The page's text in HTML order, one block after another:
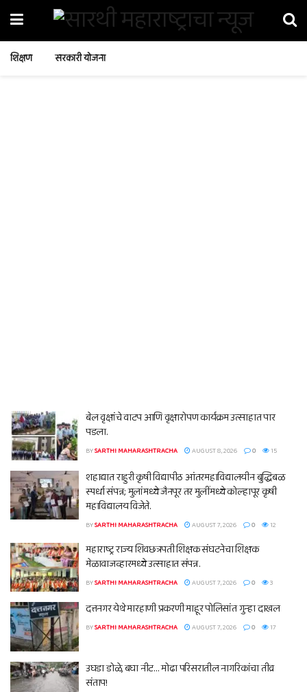
शिक्षण सरकारी योजना
बेल वृक्षांचे वाटप आणि वृक्षारोपण कार्यक्रम उत्साहात पार
पडला.
BYSARTHI MAHARASHTRACHA AUGUST 8, 2026 0 15
शहाद्यात राहुरी कृषी विद्यापीठ आंतरमहाविद्यालयीन बुद्धिबळ
स्पर्धा संपन्न; मुलांमध्ये जैनपूर तर मुलींमध्ये कोल्हापूर कृषी
महाविद्यालय विजेते.
BYSARTHI MAHARASHTRACHA AUGUST 7, 2026 0 12
महाराष्ट्र राज्य शिवछत्रपती शिक्षक संघटनेचा शिक्षक
मेळावाजव्हारमध्ये उत्साहात संपन्न.
BYSARTHI MAHARASHTRACHA AUGUST 7, 2026 0 3
दत्तनगर येथे मारहाणी प्रकरणी माहूर पोलिसांत गुन्हा दाखल
BYSARTHI MAHARASHTRACHA AUGUST 7, 2026 0 17
उघडा डोळे, बघा नीट… मोढा परिसरातील नागरिकांचा तीव्र
संताप!